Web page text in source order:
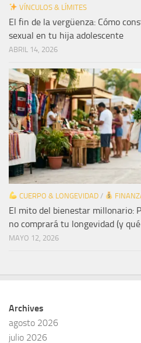
VÍNCULOS & LÍMITES
El fin de la vergüenza: Cómo
sexual en tu hija adolescente
ABRIL 14, 2026
CUERPO & LONGEVIDAD/
El mito del bienestar millonario:
no comprará tu longevidad (y
MAYO 12, 2026
Archives
agosto 2026
julio 2026